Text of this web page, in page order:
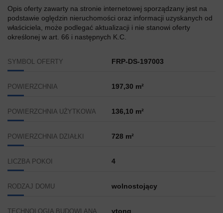
Opis oferty zawarty na stronie internetowej sporządzany jest na
podstawie oględzin nieruchomości oraz informacji uzyskanych od
właściciela, może podlegać aktualizacji i nie stanowi oferty
określonej w art. 66 i następnych K.C.
SYMBOL OFERTY FRP-DS-197003
POWIERZCHNIA 197,30 m²
POWIERZCHNIA UŻYTKOWA 136,10 m²
POWIERZCHNIA DZIAŁKI 728 m²
LICZBA POKOI 4
RODZAJ DOMU wolnostojący
TECHNOLOGIA BUDOWLANA ytong